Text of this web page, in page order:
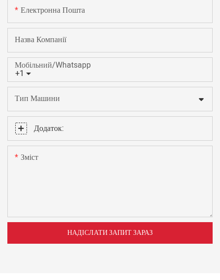
Електронна Пошта
Назва Компанії
+1
Мобільний/Whatsapp
Тип Машини
Додаток:
Зміст
НАДІСЛАТИ ЗАПИТ ЗАРАЗ